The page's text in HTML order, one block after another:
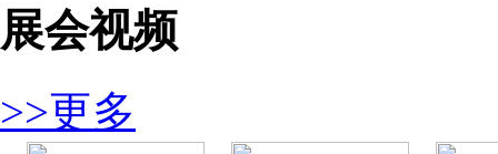
展会视频
>>更多